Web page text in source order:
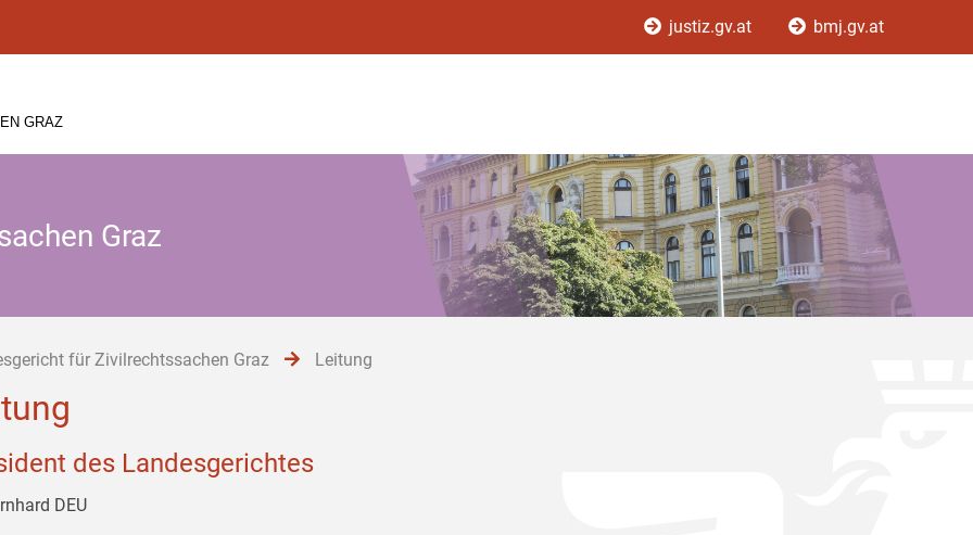
justiz.gv.at bmj.gv.at
GRAZ
Graz
für Zivilrechtssachen Graz Leitung
des Landesgerichtes
DEU